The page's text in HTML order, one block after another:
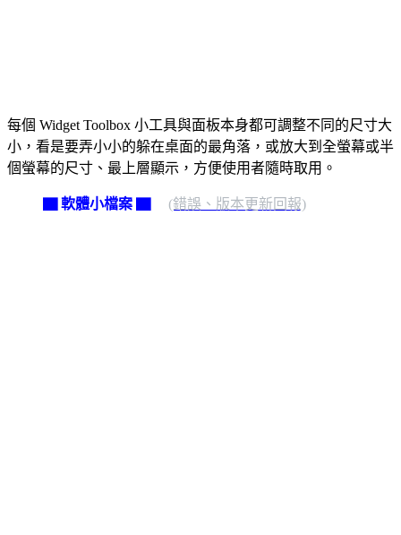
每個 Widget Toolbox 小工具與面板本身都可調整不同的尺寸大
小，看是要弄小小的躲在桌面的最角落，或放大到全螢幕或半
個螢幕的尺寸、最上層顯示，方便使用者隨時取用。
▇ 軟體小檔案 ▇ (錯誤、版本更新回報)